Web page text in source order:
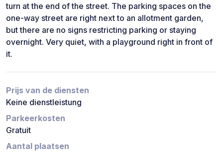
turn at the end of the street. The parking spaces on the
one-way street are right next to an allotment garden,
but there are no signs restricting parking or staying
overnight. Very quiet, with a playground right in front of
it.
Prijs van de diensten
Keine dienstleistung
Parkeerkosten
Gratuit
Aantal plaatsen